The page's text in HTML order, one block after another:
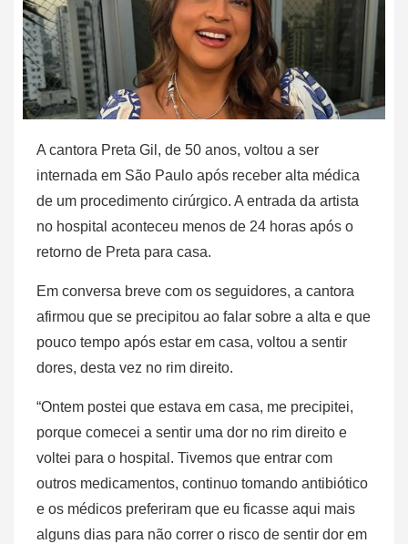
A cantora Preta Gil, de 50 anos, voltou a ser
internada em São Paulo após receber alta médica
de um procedimento cirúrgico. A entrada da artista
no hospital aconteceu menos de 24 horas após o
retorno de Preta para casa.
Em conversa breve com os seguidores, a cantora
afirmou que se precipitou ao falar sobre a alta e que
pouco tempo após estar em casa, voltou a sentir
dores, desta vez no rim direito.
“Ontem postei que estava em casa, me precipitei,
porque comecei a sentir uma dor no rim direito e
voltei para o hospital. Tivemos que entrar com
outros medicamentos, continuo tomando antibiótico
e os médicos preferiram que eu ficasse aqui mais
alguns dias para não correr o risco de sentir dor em